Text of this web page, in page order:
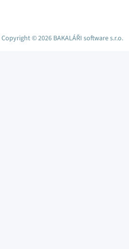
Copyright © 2026 BAKALÁŘI software s.r.o.